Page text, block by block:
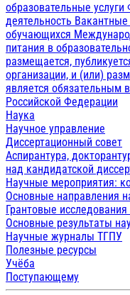
образовательные услуги
деятельность
обучающихся
питания в
размещается,
организации, и (или)
является обязательным
Российской Федерации
Наука
Научное управление
Диссертационный совет
Аспирантура,
над кандидатской
Научные мероприятия:
Основные направления
Грантовые
Основные результаты
Научные журналы ТГПУ
Полезные ресурсы
Учёба
Поступающему